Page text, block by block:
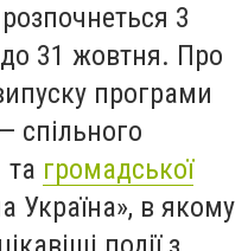
3
31 жовтня. Про
програми
спільного
та громадської
Україна», в якому